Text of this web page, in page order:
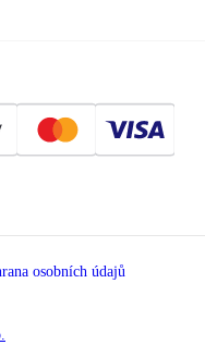
osobních údajů